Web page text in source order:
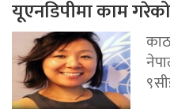
यूएनडिपीमा काम